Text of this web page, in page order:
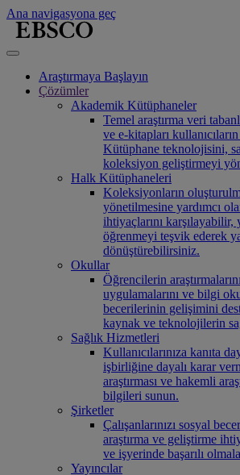
Ana navigasyona geç
Araştırmaya Başlayın
Çözümler
Akademik Kütüphaneler
Temel araştırma veri
ve e-kitapları
Kütüphane teknolojisini,
koleksiyon geliştirmeyi
Halk Kütüphaneleri
Koleksiyonların
yönetilmesine yardımcı
ihtiyaçlarını karşılayabilir,
öğrenmeyi teşvik ederek
dönüştürebilirsiniz.
Okullar
Öğrencilerin
uygulamalarını ve bilgi
becerilerinin gelişimini
kaynak ve teknolojilerin
Sağlık Hizmetleri
Kullanıcılarınıza kanıta
işbirliğine dayalı karar
araştırması ve hakemli
bilgileri sunun.
Şirketler
Çalışanlarınızı sosyal
araştırma ve geliştirme
ve işyerinde başarılı
Yayıncılar